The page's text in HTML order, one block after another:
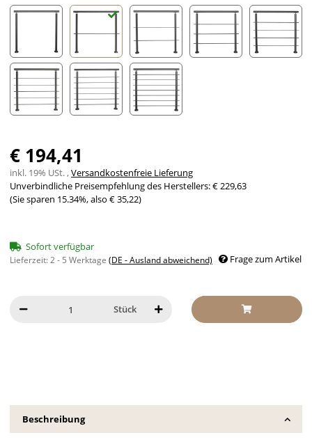
ohne Streben mit 1 Strebe mit 2 Streben
€ 194,41
inkl. 19% USt. ,Versandkostenfreie Lieferung
Unverbindliche Preisempfehlung des Herstellers:€ 229,63
(Sie sparen 15.34%, also € 35,22)
Sofort verfügbar
Lieferzeit:2 - 5 Werktage (DE - Ausland abweichend) Frage zum Artikel
Stück
Beschreibung